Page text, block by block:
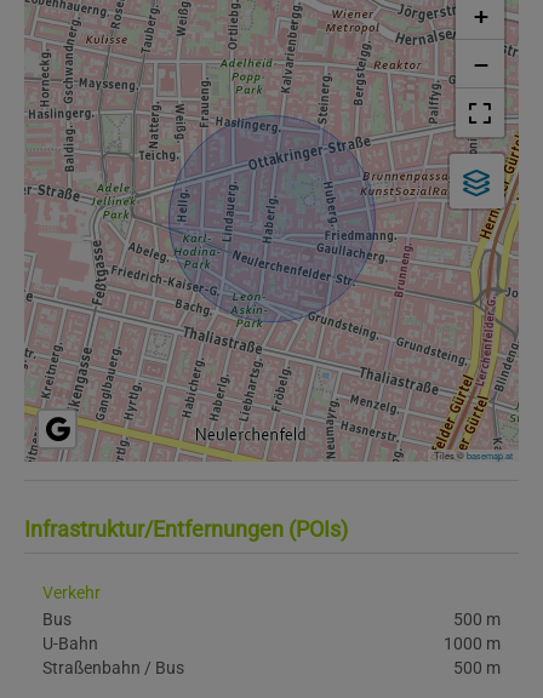
+
−
Tiles ©basemap.at
Infrastruktur/Entfernungen (POIs)
Verkehr
Bus
500 m
U-Bahn
1000 m
Straßenbahn / Bus
500 m